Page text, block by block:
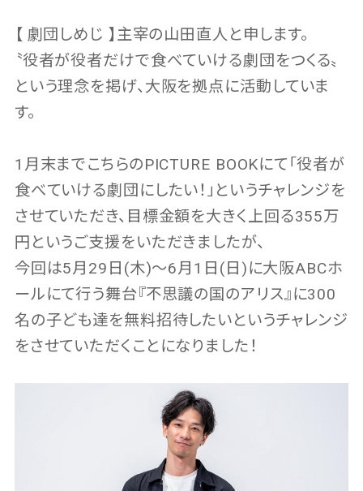
【 劇団しめじ 】主宰の山田直人と申します。
〝役者が役者だけで食べていける劇団をつくる〟
という理念を掲げ、大阪を拠点に活動していま
す。
1月末までこちらのPICTURE BOOKにて「役者が
食べていける劇団にしたい！」というチャレンジを
させていただき、目標金額を大きく上回る355万
円というご支援をいただきましたが、
今回は5月29日(木)〜6月1日(日)に大阪ABCホ
ールにて行う舞台『不思議の国のアリス』に300
名の子ども達を無料招待したいというチャレンジ
をさせていただくことになりました！